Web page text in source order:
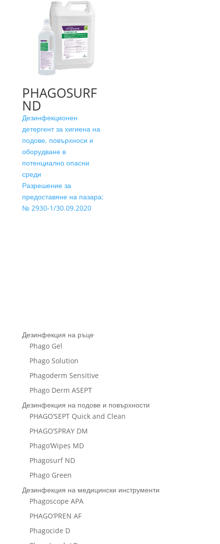
PHAGOSURF
ND
Дезинфекционен
детергент за хигиена на
подове, повърхноси и
оборудване в
потенциално опасни
среди
Разрешение за
предоставяне на пазара:
№ 2930-1/30.09.2020
Дезинфекция на ръце
Phago Gel
Phago Solution
Phagoderm Sensitive
Phago Derm ASEPТ
Дезинфекция на подове и повърхности
PHAGO’SEPT Quick and Clean
PHAGO’SPRAY DM
Phago’Wipes MD
Phagosurf ND
Phago Green
Дезинфекция на медицински инструменти
Phagoscope APA
PHAGO’PREN AF
Phagocide D